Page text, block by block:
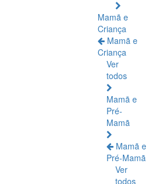
Mamã e
Criança
Mamã e
Criança
Ver
todos
Mamã e
Pré-
Mamã
Mamã e
Pré-Mamã
Ver
todos